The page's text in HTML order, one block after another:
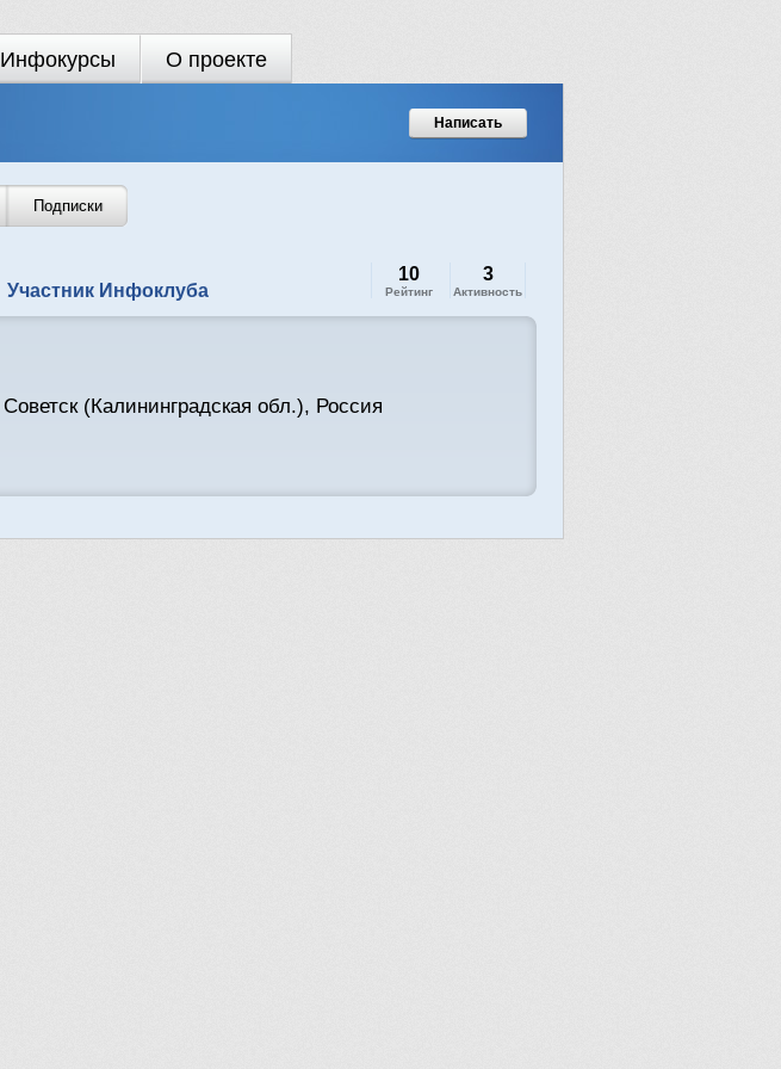
Инфокурсы О проекте
Написать
Подписки
Участник Инфоклуба
10
Рейтинг
3
Активность
Советск (Калининградская обл.), Россия